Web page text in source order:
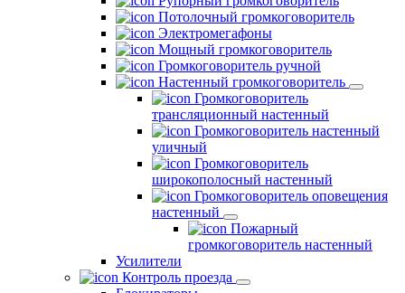
Потолочный громкоговоритель
Электромегафоны
Мощный громкоговоритель
Громкоговоритель ручной
Настенный громкоговоритель
Громкоговоритель
трансляционный настенный
Громкоговоритель настенный
уличный
Громкоговоритель
широкополосный настенный
Громкоговоритель оповещения
настенный
Пожарный
громкоговоритель настенный
Усилители
Контроль проезда